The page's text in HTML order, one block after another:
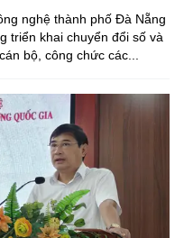
nghệ thành phố Đà Nẵng
triển khai chuyển đổi số và
bộ, công chức các...